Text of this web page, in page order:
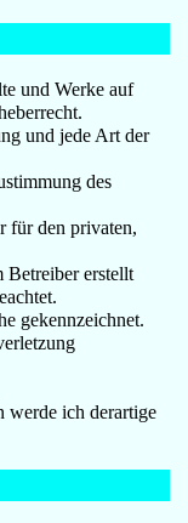
und Werke auf
und jede Art der
des
für den privaten,
Betreiber erstellt
gekennzeichnet.
werde ich derartige